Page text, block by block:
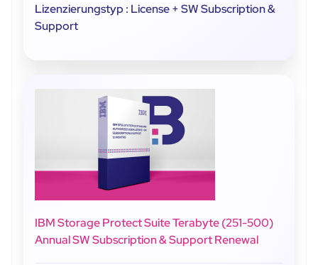
Lizenzierungstyp : License + SW Subscription &
Support
IBM Storage Protect Suite Terabyte (251-500)
Annual SW Subscription & Support Renewal